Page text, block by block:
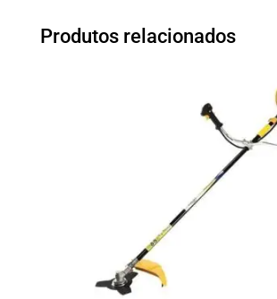
Produtos relacionados